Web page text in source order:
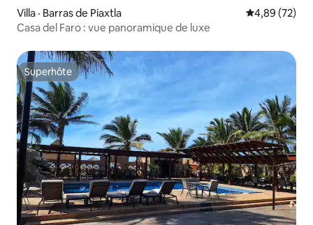
Villa · Barras de Piaxtla Note
4,89 (72)
Casa del Faro : vue panoramique de luxe
Superhôte
Superhôte